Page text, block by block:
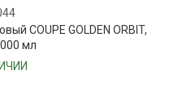
COUPE GOLDEN ORBIT,
мл